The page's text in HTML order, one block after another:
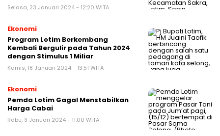
Selasa, 23 Januari 2024 - 12:20 WITA
Ekonomi
Program Lotim Berkembang
Kembali Bergulir pada Tahun 2024
dengan Stimulus 1 Miliar
Kamis, 18 Januari 2024 - 13:51 WITA
Ekonomi
Pemda Lotim Gagal Menstabilkan
Harga Cabai
Rabu, 3 Januari 2024 - 11:00 WITA